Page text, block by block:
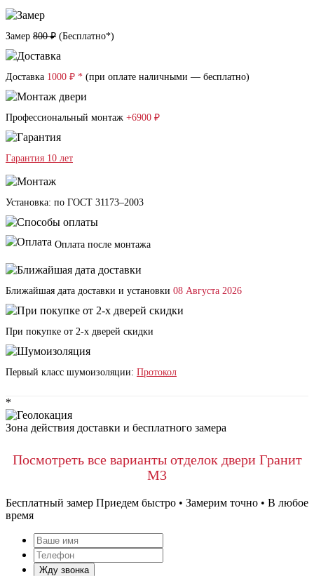
Замер 800 ₽ (Бесплатно*)
Доставка 1000 ₽ * (при оплате наличными — бесплатно)
Профессиональный монтаж +6900 ₽
Гарантия 10 лет
Установка: по ГОСТ 31173–2003
Оплата после монтажа
Ближайшая дата доставки и установки 08 Августа 2026
При покупке от 2-х дверей скидки
Первый класс шумоизоляции: Протокол
*
Зона действия доставки и бесплатного замера
Посмотреть все варианты отделок двери Гранит
М3
Бесплатный замер Приедем быстро • Замерим точно • В любое
время
Жду звонка